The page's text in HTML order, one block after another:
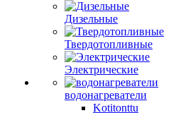
Дизельные
Твердотопливные
Электрические
водонагреватели
Kotitonttu